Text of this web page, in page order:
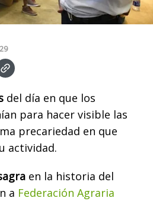
del día en que los
para hacer visible las
precariedad en que
actividad.
en la historia del
a Federación Agraria